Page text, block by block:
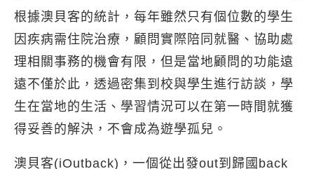
根據澳貝客的統計，每年雖然只有個位數的學生
因疾病需住院治療，顧問實際陪同就醫、協助處
理相關事務的機會有限，但是當地顧問的功能遠
遠不僅於此，透過密集到校與學生進行訪談，學
生在當地的生活、學習情況可以在第一時間就獲
得妥善的解決，不會成為遊學孤兒。
澳貝客(iOutback)，一個從出發out到歸國back